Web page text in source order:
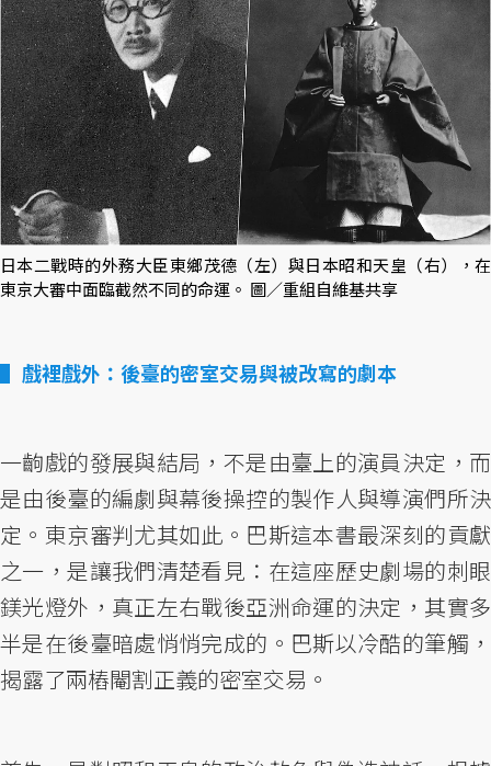
日本二戰時的外務大臣東鄉茂德（左）與日本昭和天皇（右），在
東京大審中面臨截然不同的命運。 圖／重組自維基共享
戲裡戲外：後臺的密室交易與被改寫的劇本
一齣戲的發展與結局，不是由臺上的演員決定，而
是由後臺的編劇與幕後操控的製作人與導演們所決
定。東京審判尤其如此。巴斯這本書最深刻的貢獻
之一，是讓我們清楚看見：在這座歷史劇場的刺眼
鎂光燈外，真正左右戰後亞洲命運的決定，其實多
半是在後臺暗處悄悄完成的。巴斯以冷酷的筆觸，
揭露了兩樁閹割正義的密室交易。